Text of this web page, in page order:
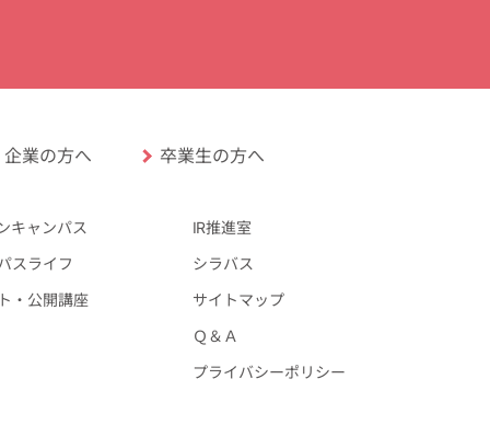
企業の方へ 卒業生の方へ
キャンパス
スライフ
・公開講座
IR推進室
シラバス
サイトマップ
Ｑ＆Ａ
プライバシーポリシー